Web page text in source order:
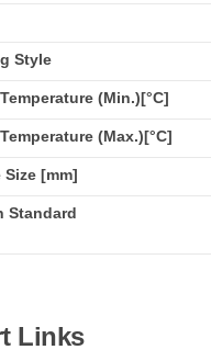
Style
(Min.)[°C]
(Max.)[°C]
Size [mm]
Standard
Links